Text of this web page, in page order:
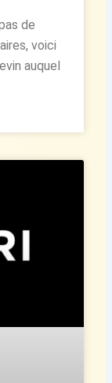
de
voici
auquel